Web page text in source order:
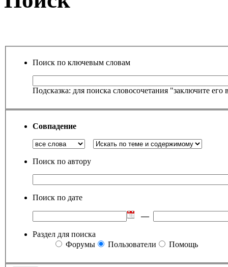
Поиск по ключевым словам
Подсказка: для поиска словосочетания "заключите его
Совпадение
Поиск по автору
Поиск по дате
—
Раздел для поиска
Форумы
Пользователи Помощь